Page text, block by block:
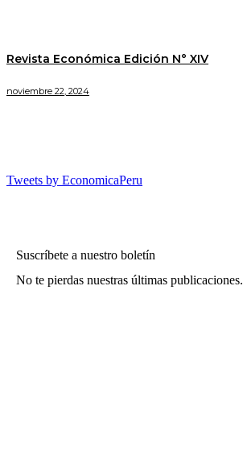
Revista Económica Edición N° XIV
noviembre 22, 2024
Tweets by EconomicaPeru
Suscríbete a nuestro boletín
No te pierdas nuestras últimas publicaciones.